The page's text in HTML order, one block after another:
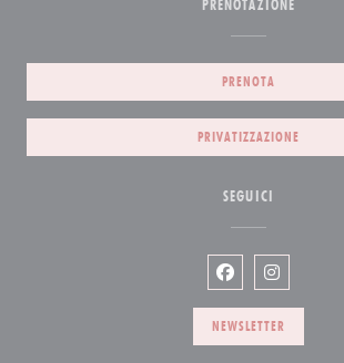
PRENOTAZIONE
PRENOTA
PRIVATIZZAZIONE
SEGUICI
Facebook
NEWSLETTER